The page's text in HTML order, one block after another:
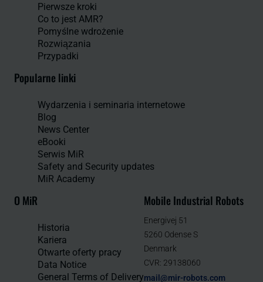
Pierwsze kroki
Co to jest AMR?
Pomyślne wdrożenie
Rozwiązania
Przypadki
Popularne linki
Wydarzenia i seminaria internetowe
Blog
News Center
eBooki
Serwis MiR
Safety and Security updates
MiR Academy
O MiR
Historia
Kariera
Otwarte oferty pracy
Data Notice
General Terms of Delivery
Mobile Industrial Robots
Energivej 51
5260 Odense S
Denmark
CVR: 29138060
mail@mir-robots.com